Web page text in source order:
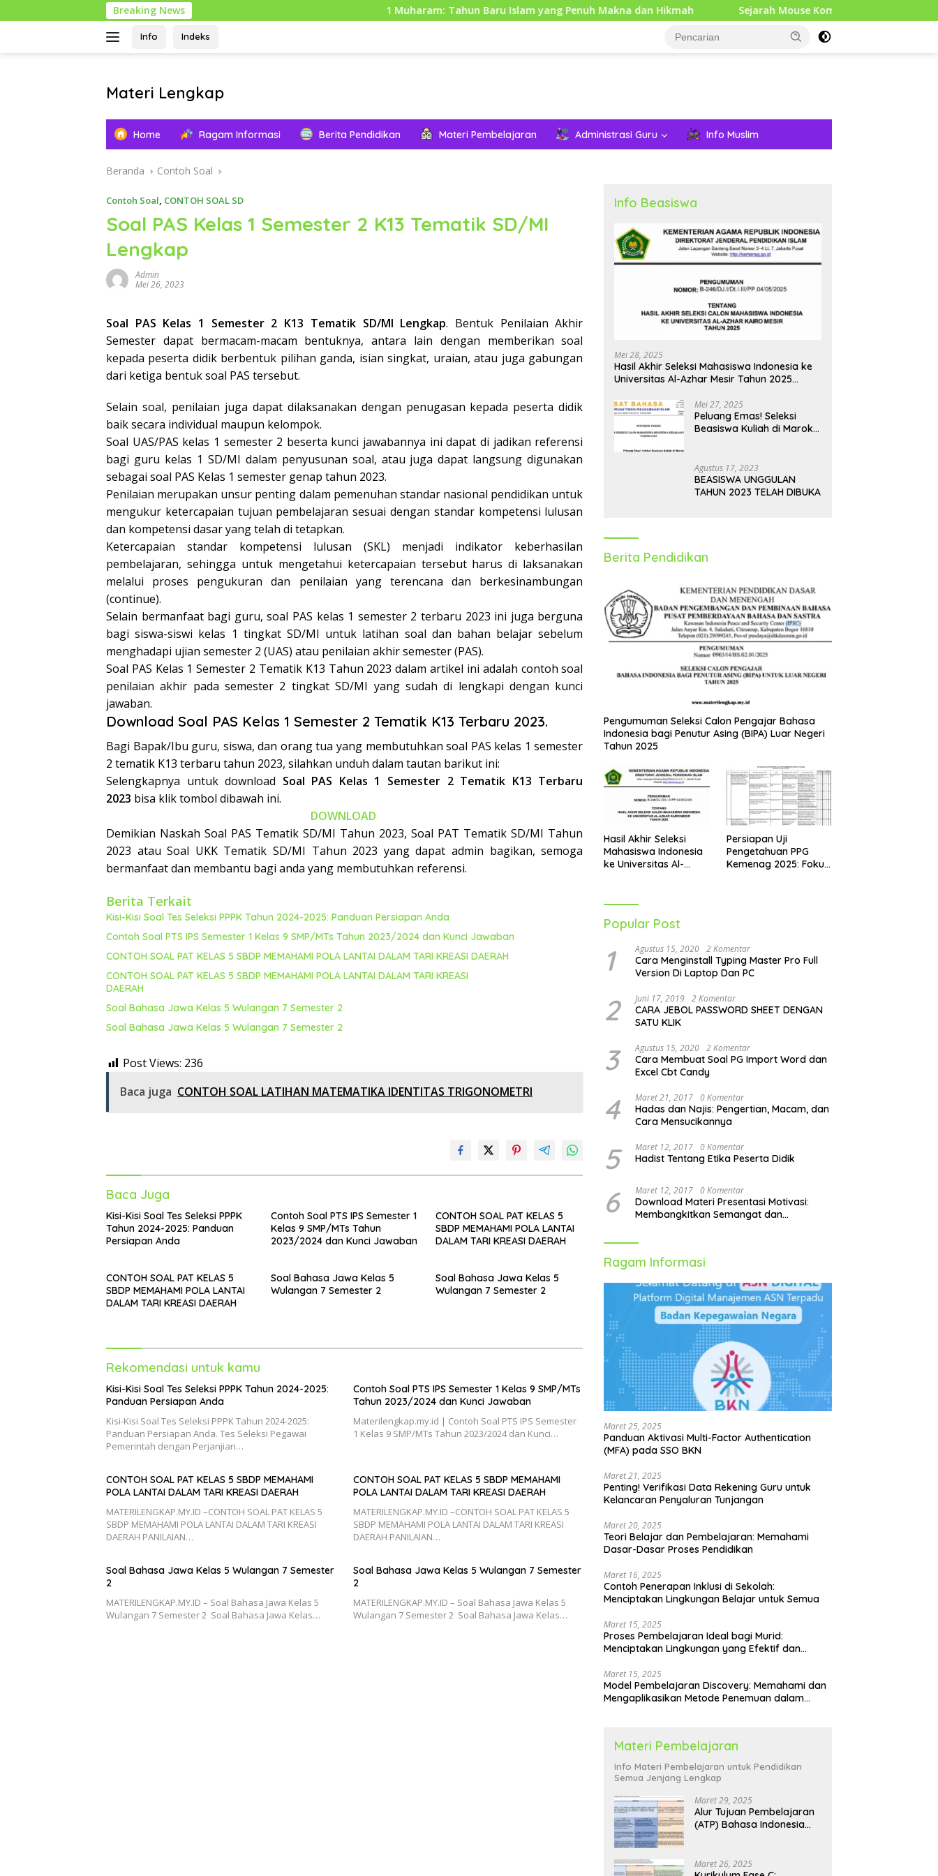
ke
Breaking News 1 Muharam: Tahun Baru Islam yang Penuh Makna dan Hikmah Sejarah Mouse Komputer: Dari Penemuan Awal
Info Indeks
Materi Lengkap
Pendidikan
Lengkap
Home Ragam Informasi Berita Pendidikan Materi Pembelajaran Administrasi Guru Info Muslim
Beranda Contoh Soal
Contoh Soal, CONTOH SOAL SD
Soal PAS Kelas 1 Semester 2 K13 Tematik SD/MI
Lengkap
Admin
Mei 26, 2023
Soal PAS Kelas 1 Semester 2 K13 Tematik SD/MI Lengkap. Bentuk Penilaian Akhir
Semester dapat bermacam-macam bentuknya, antara lain dengan memberikan soal
kepada peserta didik berbentuk pilihan ganda, isian singkat, uraian, atau juga gabungan
dari ketiga bentuk soal PAS tersebut.
Selain soal, penilaian juga dapat dilaksanakan dengan penugasan kepada peserta didik
baik secara individual maupun kelompok.
Soal UAS/PAS kelas 1 semester 2 beserta kunci jawabannya ini dapat di jadikan referensi
bagi guru kelas 1 SD/MI dalam penyusunan soal, atau juga dapat langsung digunakan
sebagai soal PAS Kelas 1 semester genap tahun 2023.
Penilaian merupakan unsur penting dalam pemenuhan standar nasional pendidikan untuk
mengukur ketercapaian tujuan pembelajaran sesuai dengan standar kompetensi lulusan
dan kompetensi dasar yang telah di tetapkan.
Ketercapaian standar kompetensi lulusan (SKL) menjadi indikator keberhasilan
pembelajaran, sehingga untuk mengetahui ketercapaian tersebut harus di laksanakan
melalui proses pengukuran dan penilaian yang terencana dan berkesinambungan
(continue).
Selain bermanfaat bagi guru, soal PAS kelas 1 semester 2 terbaru 2023 ini juga berguna
bagi siswa-siswi kelas 1 tingkat SD/MI untuk latihan soal dan bahan belajar sebelum
menghadapi ujian semester 2 (UAS) atau penilaian akhir semester (PAS).
Soal PAS Kelas 1 Semester 2 Tematik K13 Tahun 2023 dalam artikel ini adalah contoh soal
penilaian akhir pada semester 2 tingkat SD/MI yang sudah di lengkapi dengan kunci
jawaban.
Download Soal PAS Kelas 1 Semester 2 Tematik K13 Terbaru 2023.
Bagi Bapak/Ibu guru, siswa, dan orang tua yang membutuhkan soal PAS kelas 1 semester
2 tematik K13 terbaru tahun 2023, silahkan unduh dalam tautan barikut ini:
Selengkapnya untuk download Soal PAS Kelas 1 Semester 2 Tematik K13 Terbaru
2023 bisa klik tombol dibawah ini.
DOWNLOAD
Demikian Naskah Soal PAS Tematik SD/MI Tahun 2023, Soal PAT Tematik SD/MI Tahun
2023 atau Soal UKK Tematik SD/MI Tahun 2023 yang dapat admin bagikan, semoga
bermanfaat dan membantu bagi anda yang membutuhkan referensi.
Berita Terkait
Kisi-Kisi Soal Tes Seleksi PPPK Tahun 2024-2025: Panduan Persiapan Anda
Contoh Soal PTS IPS Semester 1 Kelas 9 SMP/MTs Tahun 2023/2024 dan Kunci Jawaban
CONTOH SOAL PAT KELAS 5 SBDP MEMAHAMI POLA LANTAI DALAM TARI KREASI DAERAH
CONTOH SOAL PAT KELAS 5 SBDP MEMAHAMI POLA LANTAI DALAM TARI KREASI
DAERAH
Soal Bahasa Jawa Kelas 5 Wulangan 7 Semester 2
Soal Bahasa Jawa Kelas 5 Wulangan 7 Semester 2
Post Views: 236
Baca juga CONTOH SOAL LATIHAN MATEMATIKA IDENTITAS TRIGONOMETRI
Baca Juga
Kisi-Kisi Soal Tes Seleksi PPPK
Tahun 2024-2025: Panduan
Persiapan Anda
Contoh Soal PTS IPS Semester 1
Kelas 9 SMP/MTs Tahun
2023/2024 dan Kunci Jawaban
CONTOH SOAL PAT KELAS 5
SBDP MEMAHAMI POLA LANTAI
DALAM TARI KREASI DAERAH
CONTOH SOAL PAT KELAS 5
SBDP MEMAHAMI POLA LANTAI
DALAM TARI KREASI DAERAH
Soal Bahasa Jawa Kelas 5
Wulangan 7 Semester 2
Soal Bahasa Jawa Kelas 5
Wulangan 7 Semester 2
Rekomendasi untuk kamu
Kisi-Kisi Soal Tes Seleksi PPPK Tahun 2024-2025:
Panduan Persiapan Anda
Kisi-Kisi Soal Tes Seleksi PPPK Tahun 2024-2025:
Panduan Persiapan Anda. Tes Seleksi Pegawai
Pemerintah dengan Perjanjian…
Contoh Soal PTS IPS Semester 1 Kelas 9 SMP/MTs
Tahun 2023/2024 dan Kunci Jawaban
Materilengkap.my.id | Contoh Soal PTS IPS Semester
1 Kelas 9 SMP/MTs Tahun 2023/2024 dan Kunci…
CONTOH SOAL PAT KELAS 5 SBDP MEMAHAMI
POLA LANTAI DALAM TARI KREASI DAERAH
MATERILENGKAP.MY.ID –CONTOH SOAL PAT KELAS 5
SBDP MEMAHAMI POLA LANTAI DALAM TARI KREASI
DAERAH PANILAIAN…
CONTOH SOAL PAT KELAS 5 SBDP MEMAHAMI
POLA LANTAI DALAM TARI KREASI DAERAH
MATERILENGKAP.MY.ID –CONTOH SOAL PAT KELAS 5
SBDP MEMAHAMI POLA LANTAI DALAM TARI KREASI
DAERAH PANILAIAN…
Soal Bahasa Jawa Kelas 5 Wulangan 7 Semester
2
MATERILENGKAP.MY.ID – Soal Bahasa Jawa Kelas 5
Wulangan 7 Semester 2 Soal Bahasa Jawa Kelas…
Soal Bahasa Jawa Kelas 5 Wulangan 7 Semester
2
MATERILENGKAP.MY.ID – Soal Bahasa Jawa Kelas 5
Wulangan 7 Semester 2 Soal Bahasa Jawa Kelas…
Info Beasiswa
Mei 28, 2025
Hasil Akhir Seleksi Mahasiswa Indonesia ke
Universitas Al-Azhar Mesir Tahun 2025
Mei 27, 2025
Peluang Emas! Seleksi
Beasiswa Kuliah di Maroko
Agustus 17, 2023
BEASISWA UNGGULAN
TAHUN 2023 TELAH DIBUKA
Berita Pendidikan
Pengumuman Seleksi Calon Pengajar Bahasa
Indonesia bagi Penutur Asing (BIPA) Luar Negeri
Tahun 2025
Hasil Akhir Seleksi
Mahasiswa Indonesia
ke Universitas Al-
Persiapan Uji
Pengetahuan PPG
Kemenag 2025: Fokus
Popular Post
1 Agustus 15, 2020 2 Komentar
Cara Menginstall Typing Master Pro Full
Version Di Laptop Dan PC
2 Juni 17, 2019 2 Komentar
CARA JEBOL PASSWORD SHEET DENGAN
SATU KLIK
3 Agustus 15, 2020 2 Komentar
Cara Membuat Soal PG Import Word dan
Excel Cbt Candy
4 Maret 21, 2017 0 Komentar
Hadas dan Najis: Pengertian, Macam, dan
Cara Mensucikannya
5 Maret 12, 2017 0 Komentar
Hadist Tentang Etika Peserta Didik
6 Maret 12, 2017 0 Komentar
Download Materi Presentasi Motivasi:
Membangkitkan Semangat dan
Ragam Informasi
Maret 25, 2025
Panduan Aktivasi Multi-Factor Authentication
(MFA) pada SSO BKN
Maret 21, 2025
Penting! Verifikasi Data Rekening Guru untuk
Kelancaran Penyaluran Tunjangan
Maret 20, 2025
Teori Belajar dan Pembelajaran: Memahami
Dasar-Dasar Proses Pendidikan
Maret 16, 2025
Contoh Penerapan Inklusi di Sekolah:
Menciptakan Lingkungan Belajar untuk Semua
Maret 15, 2025
Proses Pembelajaran Ideal bagi Murid:
Menciptakan Lingkungan yang Efektif dan
Maret 15, 2025
Model Pembelajaran Discovery: Memahami dan
Mengaplikasikan Metode Penemuan dalam
Materi Pembelajaran
Info Materi Pembelajaran untuk Pendidikan
Semua Jenjang Lengkap
Maret 29, 2025
Alur Tujuan Pembelajaran
(ATP) Bahasa Indonesia
Maret 26, 2025